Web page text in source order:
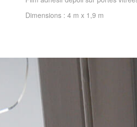
Dimensions : 4 m x 1,9 m